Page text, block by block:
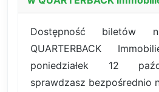
Dostępność biletów
QUARTERBACK
poniedziałek 12
sprawdzasz bezpośrednio